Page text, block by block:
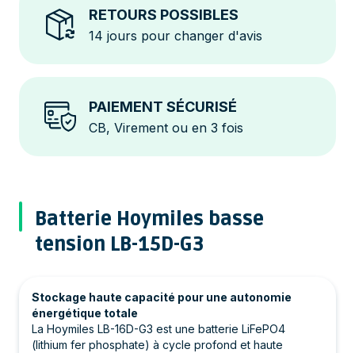
RETOURS POSSIBLES
14 jours pour changer d'avis
PAIEMENT SÉCURISÉ
CB, Virement ou en 3 fois
Batterie Hoymiles basse
tension LB-15D-G3
Stockage haute capacité pour une autonomie
énergétique totale
La Hoymiles LB-16D-G3 est une batterie LiFePO4
(lithium fer phosphate) à cycle profond et haute